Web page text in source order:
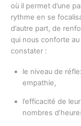
où il permet d’une
rythme en se
d’autre part, de
qui nous conforte
constater :
le niveau de
empathie,
l’efficacité de
nombres